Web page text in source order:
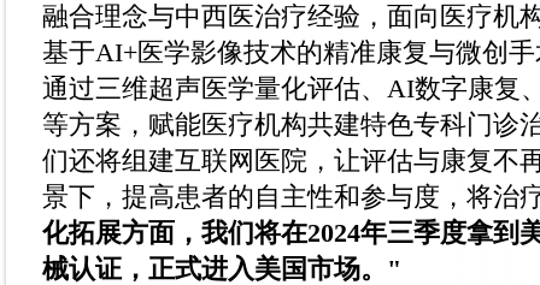
融合理念与中西医治疗经验，面向医疗机
基于AI+医学影像技术的精准康复与微创
通过三维超声医学量化评估、AI数字康复
等方案，赋能医疗机构共建特色专科门诊
们还将组建互联网医院，让评估与康复不
景下，提高患者的自主性和参与度，将治
化拓展方面，我们将在2024年三季度拿到
械认证，正式进入美国市场。"